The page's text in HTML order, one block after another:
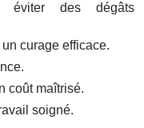
éviter des dégâts
curage efficace.
coût maîtrisé.
soigné.